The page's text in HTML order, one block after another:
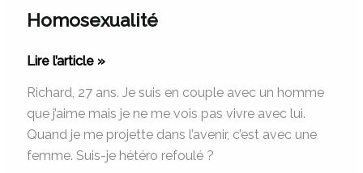
Homosexualité
Lire l’article »
Richard, 27 ans. Je suis en couple avec un homme
que j’aime mais je ne me vois pas vivre avec lui.
Quand je me projette dans l’avenir, c’est avec une
femme. Suis-je hétéro refoulé ?